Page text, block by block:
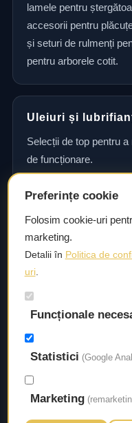
lamele pentru
accesorii pentru
și seturi de rulmenți
pentru arborele cotit.
Uleiuri și
Selecții de top pentru
de funcționare.
Consultanță și
Consultanță și
potrivite și efectuarea
Livrare rapidă
Asigurăm un timp de
acces la piesele
Preferințe cookie
Folosim cookie-uri
marketing.
Detalii în Politica de
uri.
Funcționale
Statistici (Google
Marketing